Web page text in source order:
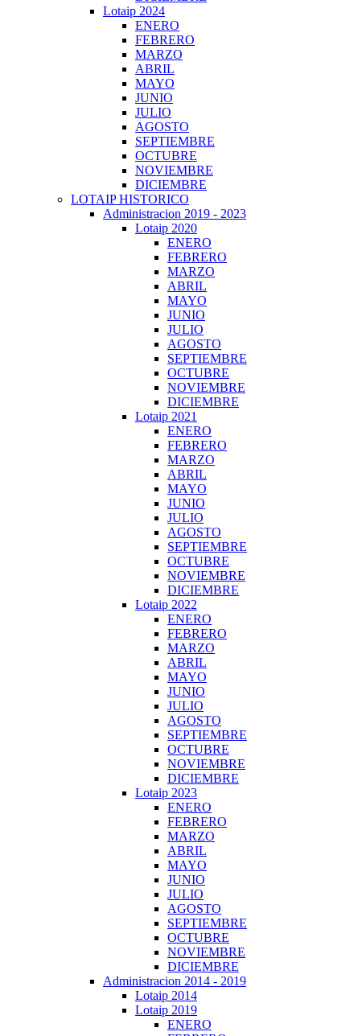
Lotaip 2024
ENERO
FEBRERO
MARZO
ABRIL
MAYO
JUNIO
JULIO
AGOSTO
SEPTIEMBRE
OCTUBRE
NOVIEMBRE
DICIEMBRE
LOTAIP HISTORICO
Administracion 2019 - 2023
Lotaip 2020
ENERO
FEBRERO
MARZO
ABRIL
MAYO
JUNIO
JULIO
AGOSTO
SEPTIEMBRE
OCTUBRE
NOVIEMBRE
DICIEMBRE
Lotaip 2021
ENERO
FEBRERO
MARZO
ABRIL
MAYO
JUNIO
JULIO
AGOSTO
SEPTIEMBRE
OCTUBRE
NOVIEMBRE
DICIEMBRE
Lotaip 2022
ENERO
FEBRERO
MARZO
ABRIL
MAYO
JUNIO
JULIO
AGOSTO
SEPTIEMBRE
OCTUBRE
NOVIEMBRE
DICIEMBRE
Lotaip 2023
ENERO
FEBRERO
MARZO
ABRIL
MAYO
JUNIO
JULIO
AGOSTO
SEPTIEMBRE
OCTUBRE
NOVIEMBRE
DICIEMBRE
Administracion 2014 - 2019
Lotaip 2014
Lotaip 2019
ENERO